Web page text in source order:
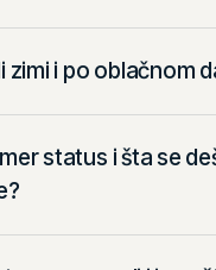
zimi i po oblačnom
status i šta se